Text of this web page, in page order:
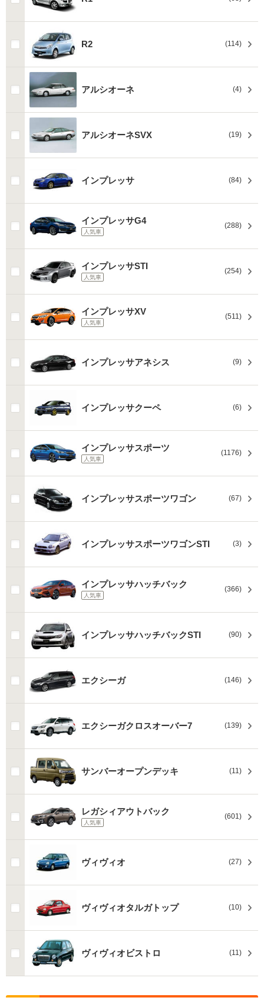
R2 (114)
アルシオーネ (4)
アルシオーネSVX (19)
インプレッサ (84)
インプレッサG4
人気車
(288)
インプレッサSTI
人気車
(254)
インプレッサXV
人気車
(511)
インプレッサアネシス (9)
インプレッサクーペ (6)
インプレッサスポーツ
人気車
(1176)
インプレッサスポーツワゴン (67)
インプレッサスポーツワゴンSTI (3)
インプレッサハッチバック
人気車
(366)
インプレッサハッチバックSTI (90)
エクシーガ (146)
エクシーガクロスオーバー7 (139)
サンバーオープンデッキ (11)
レガシィアウトバック
人気車
(601)
ヴィヴィオ (27)
ヴィヴィオタルガトップ (10)
ヴィヴィオビストロ (11)